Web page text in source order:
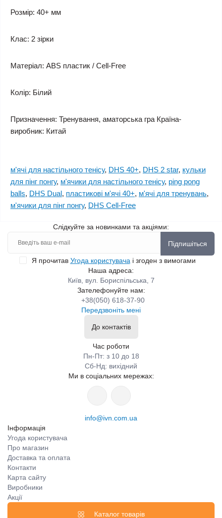
Розмір: 40+ мм
Клас: 2 зірки
Матеріал: ABS пластик / Cell-Free
Колір: Білий
Призначення: Тренування, аматорська гра Країна-
виробник: Китай
м'ячі для настільного тенісу, DHS 40+, DHS 2 star, кульки
для пінг понгу, м'ячики для настільного тенісу, ping pong
balls, DHS Dual, пластикові м'ячі 40+, м'ячі для тренувань,
м'ячики для пінг понгу, DHS Cell-Free
Слідкуйте за новинками та акціями:
Підпишіться
Я прочитав Угода користувача і згоден з вимогами
Наша адреса:
Київ, вул. Бориспільська, 7
Зателефонуйте нам:
+38(050) 618-37-90
Передзвоніть мені
До контактів
Час роботи
Пн-Пт: з 10 до 18
Сб-Нд: вихідний
Ми в соціальних мережах:
info@ivn.com.ua
Інформація
Угода користувача
Про магазин
Доставка та оплата
Контакти
Карта сайту
Виробники
Акції
Каталог товарів